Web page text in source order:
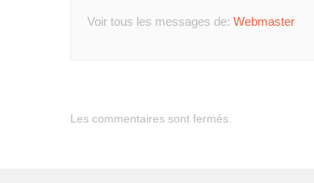
Voir tous les messages de: Webmaster
Les commentaires sont fermés.